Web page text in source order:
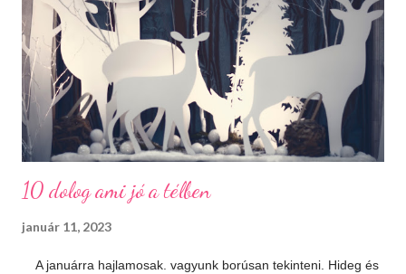
10 dolog ami jó a télben
január 11, 2023
A januárra hajlamosak. vagyunk borúsan tekinteni. Hideg és